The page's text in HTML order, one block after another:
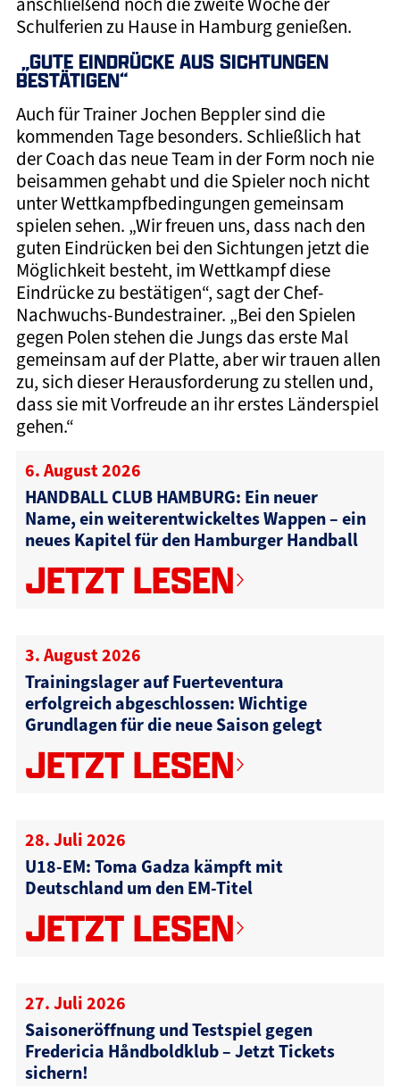
anschließend noch die zweite Woche der
Schulferien zu Hause in Hamburg genießen.
„GUTE EINDRÜCKE AUS SICHTUNGEN
BESTÄTIGEN“
Auch für Trainer Jochen Beppler sind die
kommenden Tage besonders. Schließlich hat
der Coach das neue Team in der Form noch nie
beisammen gehabt und die Spieler noch nicht
unter Wettkampfbedingungen gemeinsam
spielen sehen. „Wir freuen uns, dass nach den
guten Eindrücken bei den Sichtungen jetzt die
Möglichkeit besteht, im Wettkampf diese
Eindrücke zu bestätigen“, sagt der Chef-
Nachwuchs-Bundestrainer. „Bei den Spielen
gegen Polen stehen die Jungs das erste Mal
gemeinsam auf der Platte, aber wir trauen allen
zu, sich dieser Herausforderung zu stellen und,
dass sie mit Vorfreude an ihr erstes Länderspiel
gehen.“
6. August 2026
HANDBALL CLUB HAMBURG: Ein neuer
Name, ein weiterentwickeltes Wappen – ein
neues Kapitel für den Hamburger Handball
JETZT LESEN
3. August 2026
Trainingslager auf Fuerteventura
erfolgreich abgeschlossen: Wichtige
Grundlagen für die neue Saison gelegt
JETZT LESEN
28. Juli 2026
U18-EM: Toma Gadza kämpft mit
Deutschland um den EM-Titel
JETZT LESEN
27. Juli 2026
Saisoneröffnung und Testspiel gegen
Fredericia Håndboldklub – Jetzt Tickets
sichern!